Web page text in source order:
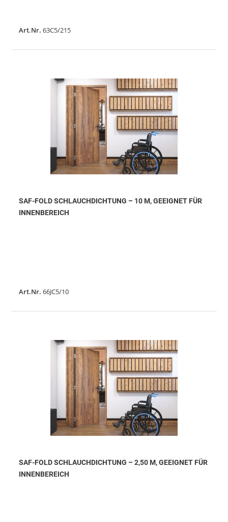
Art.Nr. 63C5/215
SAF-FOLD SCHLAUCHDICHTUNG – 10 M, GEEIGNET FÜR
INNENBEREICH
Art.Nr. 66JC5/10
SAF-FOLD SCHLAUCHDICHTUNG – 2,50 M, GEEIGNET FÜR
INNENBEREICH